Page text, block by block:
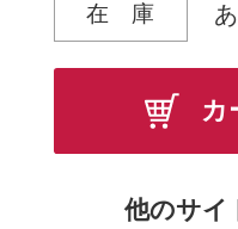
在 庫
カ
他のサイ